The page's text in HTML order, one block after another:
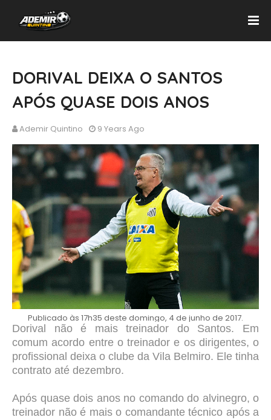
DORIVAL DEIXA O SANTOS
APÓS QUASE DOIS ANOS
Ademir Quintino 9 Years Ago
Publicado às 17h35 deste domingo, 4 de junho de 2017.
Dorival não é mais treinador do Santos. Em
comum acordo entre o treinador e os dirigentes, o
profissional deixa o clube da Vila Belmiro. Ele tinha
contrato até dezembro.
Após quase dois anos no comando do alvinegro, o
treinador não é mais o comandante técnico após a